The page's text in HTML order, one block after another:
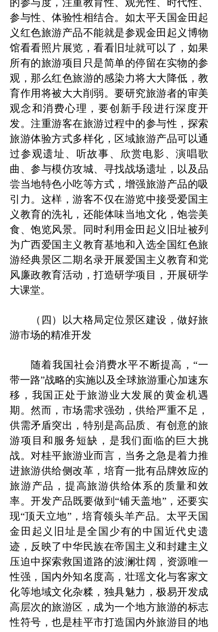
的参与度，注重教育性、观光性、时代性、
参与性、体验性相结合。如太平天国金田起
义红色旅游产品不能就是参观金田起义博物
馆看看照片展览 ， 看看 旧 址就可以了，如果
所有的旅游项目只是简单的停留在实物的参
观，那么红色旅游的感染力将大大降低，教
育作用将被大大削弱。要研究旅游者的审美
观念和消费心理，要创新手段进行深度开
发。注重游客在旅游过程中的参与性，探索
旅游体验方式多样化，区域旅游产品可以通
过参观遗址、听故事、欣赏电影、演唱歌
曲、参与模仿攻城、寻找战场遗址，以及品
尝当地特色小吃等方式，增强旅游产品的吸
引力。这样，游客不仅在游览中接受爱国主
义教育的洗礼，还能体味当地文化，饱尝美
食、饱览风景。
同时利用金田起义旧址被列
为广西爱国主义教育基地和 入选全国红色旅
游经典景区二期名录开展爱国主义教育和党
风廉政教育活动，打造研学项目，开展研学
大课堂。
（四）以大格局定位景区建设，做好旅
游市场的精准开发
随着我国社会消费水平不断提高， “一
带一路”战略的实施以及全球旅游重心加速东
移，我国正处于旅游业大发展的黄金机遇
期。然而，市场需求强劲，供给严重不足，
供需矛盾突出，特别是高品质、有创意的旅
游项目和服务短缺，是我们面临的巨大挑
战。对桂平旅游业而言，当务之急是着力推
进旅游供给侧改革，培育一批有品牌效应的
旅游产品，提高旅游供给体系的质量和效
率。开发产品既要做到 “铺天盖地”，还要实
现“顶天立地”，培育领头羊产品。太平天国
金田起义
旧 址是全国少有的中国近代史遗
迹，反映了中华民族在帝国主义和封建主义
压迫中探索救国道路的波澜壮阔，资源唯一
性强，国内外知名度高，壮瑶文化与客家文
化等地域文化杂糅，独具魅力，极易开发成
高层次的旅游区，成为一个地方旅游的标志
性符号，也是桂平市打造国内外旅游目的地